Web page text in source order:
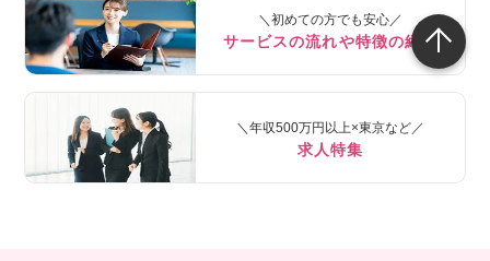
＼初めての方でも安心／
サービスの流れや特徴の紹介
＼年収500万円以上×東京など／
求人特集